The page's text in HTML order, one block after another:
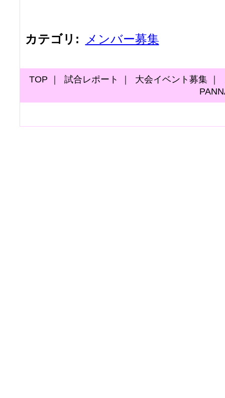
カテゴリ : メンバー募集
TOP ｜ 試合レポート ｜ 大会イベント募集 ｜